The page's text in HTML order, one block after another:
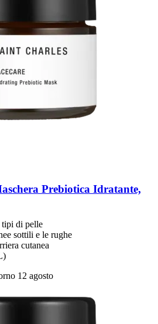
Prebiotica Idratante,
di pelle
sottili e le rughe
cutanea
12 agosto